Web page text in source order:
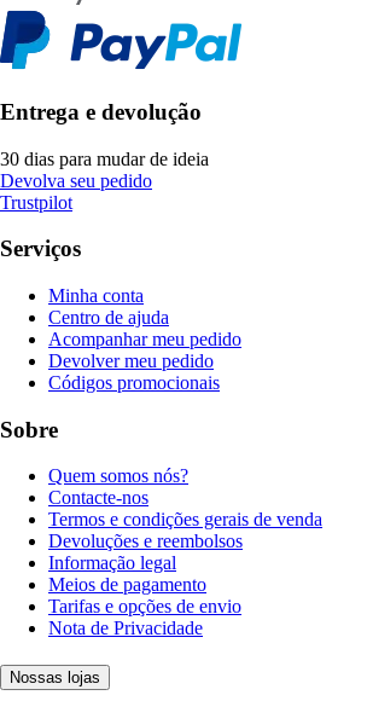
Entrega e devolução
30 dias para mudar de ideia
Devolva seu pedido
Trustpilot
Serviços
Minha conta
Centro de ajuda
Acompanhar meu pedido
Devolver meu pedido
Códigos promocionais
Sobre
Quem somos nós?
Contacte-nos
Termos e condições gerais de venda
Devoluções e reembolsos
Informação legal
Meios de pagamento
Tarifas e opções de envio
Nota de Privacidade
Nossas lojas